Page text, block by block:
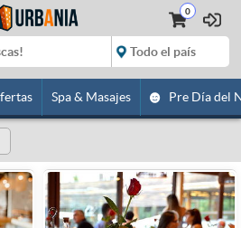
0
Spa & Masajes Pre Día del